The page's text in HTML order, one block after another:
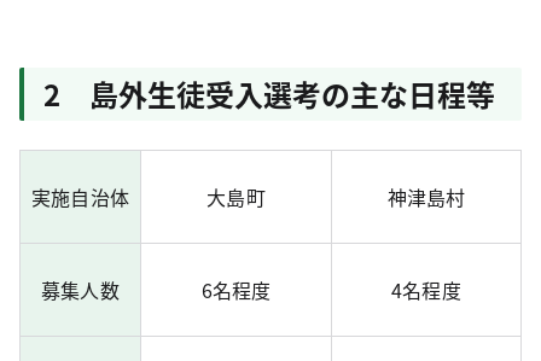
2 島外生徒受入選考の主な日程等
実施自治体 大島町 神津島村
募集人数 6名程度 4名程度